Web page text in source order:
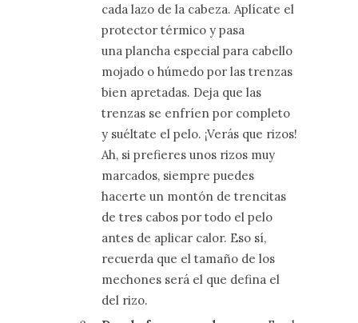
cada lazo de la cabeza. Aplícate el
protector térmico y pasa
una plancha especial para cabello
mojado o húmedo por las trenzas
bien apretadas. Deja que las
trenzas se enfríen por completo
y suéltate el pelo. ¡Verás que rizos!
Ah, si prefieres unos rizos muy
marcados, siempre puedes
hacerte un montón de trencitas
de tres cabos por todo el pelo
antes de aplicar calor. Eso sí,
recuerda que el tamaño de los
mechones será el que defina el
del rizo.